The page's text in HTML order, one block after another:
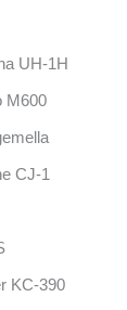
UH-1H
M600
CJ-1
KC-390